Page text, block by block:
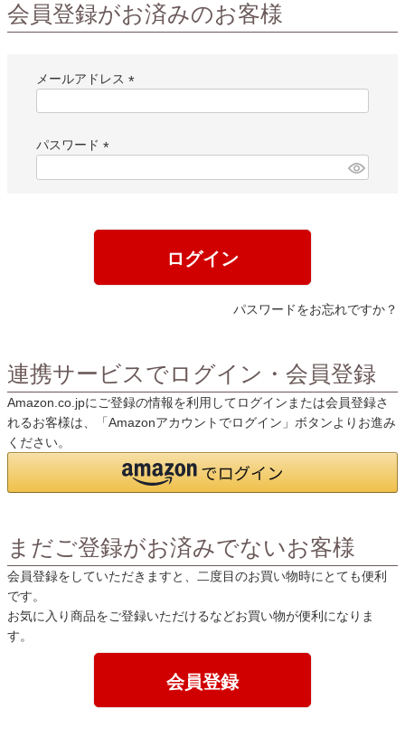
会員登録がお済みのお客様
メールアドレス
パスワード
)
ログイン
パスワードをお忘れですか？
連携サービスでログイン・会員登録
Amazon.co.jpにご登録の情報を利用してログインまたは会員登録さ
れるお客様は、「Amazonアカウントでログイン」ボタンよりお進み
ください。
まだご登録がお済みでないお客様
会員登録をしていただきますと、二度目のお買い物時にとても便利
です。
お気に入り商品をご登録いただけるなどお買い物が便利になりま
す。
会員登録